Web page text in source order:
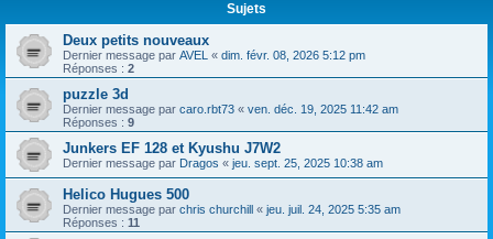
Sujets
Deux petits nouveaux
Dernier message par AVEL « dim. févr. 08, 2026 5:12 pm
Réponses : 2
puzzle 3d
Dernier message par caro.rbt73 « ven. déc. 19, 2025 11:42 am
Réponses : 9
Junkers EF 128 et Kyushu J7W2
Dernier message par Dragos « jeu. sept. 25, 2025 10:38 am
Helico Hugues 500
Dernier message par chris churchill « jeu. juil. 24, 2025 5:35 am
Réponses : 11